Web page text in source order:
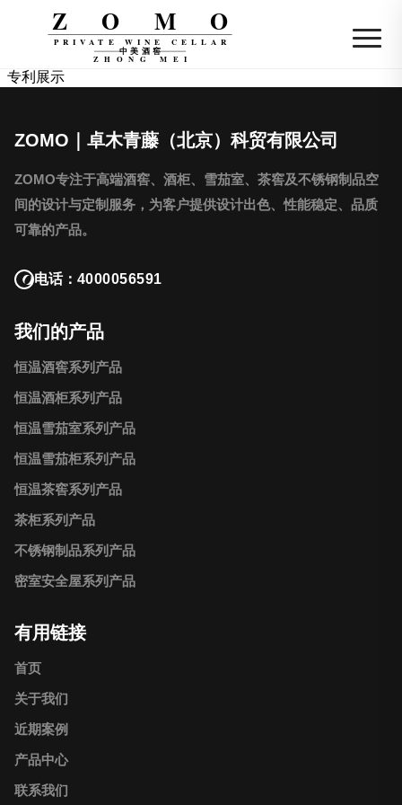
ZOMO
PRIVATE WINE CELLAR
中美酒窖
ZHONG MEI
专利展示
ZOMO｜卓木青藤（北京）科贸有限公司
ZOMO专注于高端酒窖、酒柜、雪茄室、茶窖及不锈钢制品空
间的设计与定制服务，为客户提供设计出色、性能稳定、品质
可靠的产品。
电话： 4000056591
我们的产品
恒温酒窖系列产品
恒温酒柜系列产品
恒温雪茄室系列产品
恒温雪茄柜系列产品
恒温茶窖系列产品
茶柜系列产品
不锈钢制品系列产品
密室安全屋系列产品
有用链接
首页
关于我们
近期案例
产品中心
联系我们